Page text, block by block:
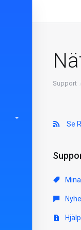
Support
Se